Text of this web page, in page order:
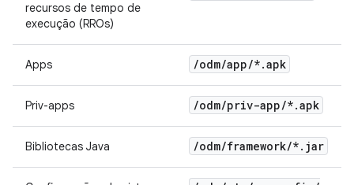
recursos de tempo de
execução (RROs)
Apps /odm/app/*.apk
Priv-apps /odm/priv-app/*.apk
Bibliotecas Java /odm/framework/*. jar